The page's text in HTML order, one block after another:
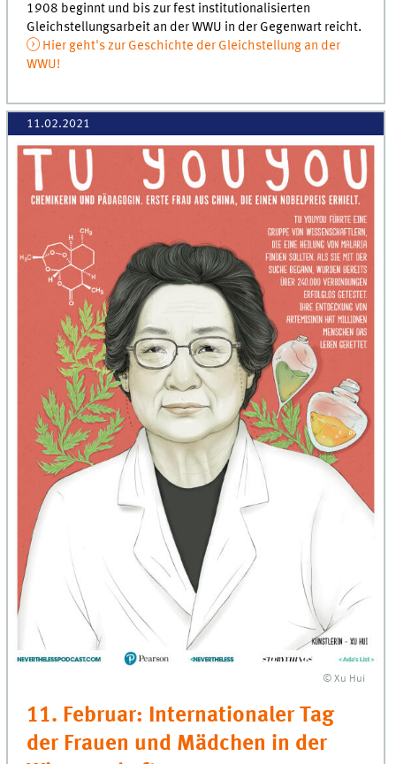
1908 beginnt und bis zur fest institutionalisierten
Gleichstellungsarbeit an der WWU in der Gegenwart reicht.
Hier geht's zur Geschichte der Gleichstellung an der
WWU!
11.02.2021
© Xu Hui
11. Februar: Internationaler Tag
der Frauen und Mädchen in der